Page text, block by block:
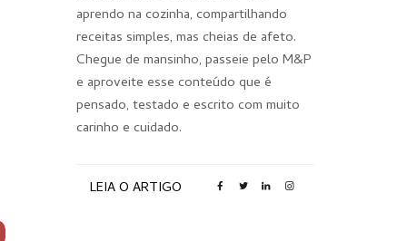
aprendo na cozinha, compartilhando
receitas simples, mas cheias de afeto.
Chegue de mansinho, passeie pelo M&P
e aproveite esse conteúdo que é
pensado, testado e escrito com muito
carinho e cuidado.
LEIA O ARTIGO